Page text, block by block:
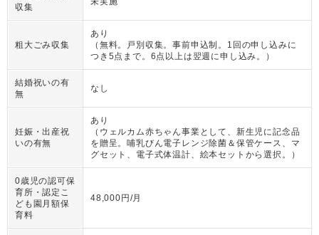
収集
粗大ごみ収集
あり
（ 無料。戸別収集。事前申込制。1回の申し込みに
つき5点まで。6点以上は翌週に申し込み。
）
結婚祝いの有
無
なし
妊娠・出産祝
いの有無
あり
（ ウェルカム赤ちゃん事業として、新生児に記念品
を贈呈。哺乳びん電子レンジ除菌＆保管ケース、マ
グセット、電子式体温計、絵本セットから選択。
）
0歳児の認可保
育所・認定こ
ども園月額保
育料
48,000円/月